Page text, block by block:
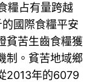
糧占有量跨越
國際食糧平安
貧苦生齒食糧獲
制。貧苦地域鄉
2013年的6079